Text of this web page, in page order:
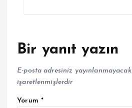
Bir yanıt yazın
E-posta adresiniz yayınlanmayacak.
işaretlenmişlerdir
Yorum *